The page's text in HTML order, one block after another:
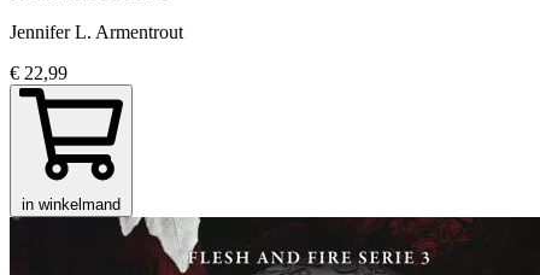
Jennifer L. Armentrout
€ 22,99
in winkelmand